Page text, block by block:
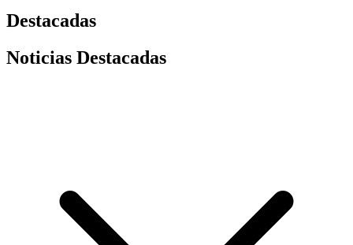
Destacadas
Noticias Destacadas